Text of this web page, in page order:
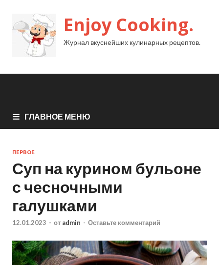
Enjoy Cooking.
Журнал вкуснейших кулинарных рецептов.
ГЛАВНОЕ МЕНЮ
ПЕРВОЕ
Суп на курином бульоне
с чесночными
галушками
12.01.2023 - от admin - Оставьте комментарий